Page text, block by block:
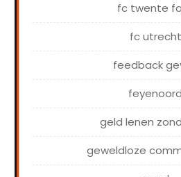
fc twente
fc utrecht
feedback
feyenoord
geld lenen
geweldloze